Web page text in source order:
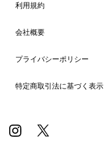
利用規約
会社概要
プライバシーポリシー
特定商取引法に基づく表示